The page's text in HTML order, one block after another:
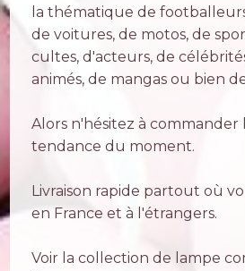
la thématique de
de voitures, de motos, de
cultes, d'acteurs, de
animés, de mangas ou bien
Alors n'hésitez à
tendance du moment.
Livraison rapide partout où
en France et à l'étrangers.
Voir la collection de lampe